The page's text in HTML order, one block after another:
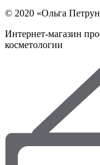
© 2020 «Ольга
Интернет-магазин
косметологии